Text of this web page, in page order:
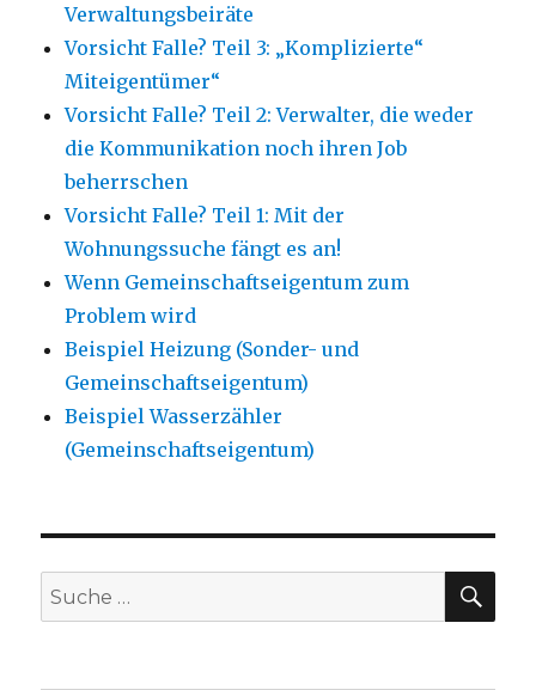
Verwaltungsbeiräte
Vorsicht Falle? Teil 3: „Komplizierte“
Miteigentümer“
Vorsicht Falle? Teil 2: Verwalter, die weder
die Kommunikation noch ihren Job
beherrschen
Vorsicht Falle? Teil 1: Mit der
Wohnungssuche fängt es an!
Wenn Gemeinschaftseigentum zum
Problem wird
Beispiel Heizung (Sonder- und
Gemeinschaftseigentum)
Beispiel Wasserzähler
(Gemeinschaftseigentum)
Suche
nach: